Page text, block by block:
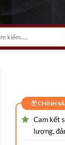
CHÍNH
Cam kết
lượng,